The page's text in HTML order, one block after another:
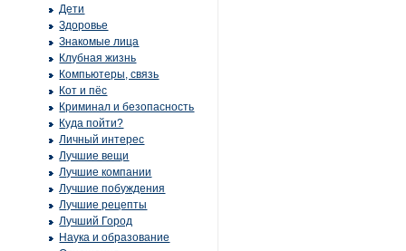
Дети
Здоровье
Знакомые лица
Клубная жизнь
Компьютеры, связь
Кот и пёс
Криминал и безопасность
Куда пойти?
Личный интерес
Лучшие вещи
Лучшие компании
Лучшие побуждения
Лучшие рецепты
Лучший Город
Наука и образование